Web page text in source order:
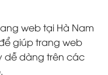
web tại Hà Nam
giúp trang web
dễ dàng trên các